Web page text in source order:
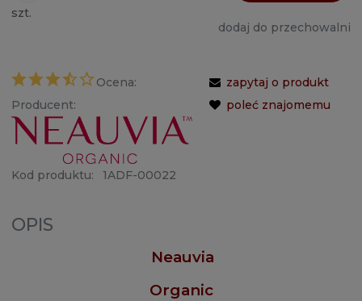
szt.
dodaj do przechowalni
Ocena:
Producent:
Kod produktu: 1ADF-00022
zapytaj o produkt
poleć znajomemu
OPIS
Neauvia
Organic